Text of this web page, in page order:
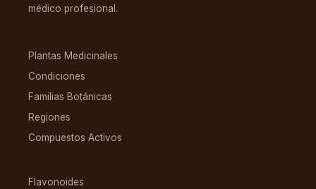
médico profesional.
Plantas Medicinales
Condiciones
Familias Botánicas
Regiones
Compuestos Activos
Flavonoides